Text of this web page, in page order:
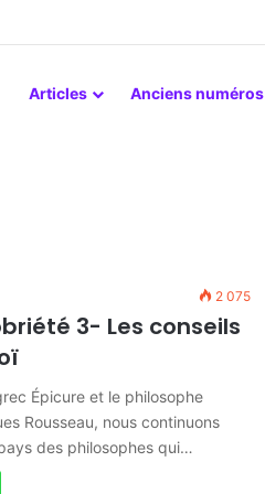
Articles Anciens numéros
2 075
3- Les conseils
Épicure et le philosophe
Rousseau, nous continuons
des philosophes qui…